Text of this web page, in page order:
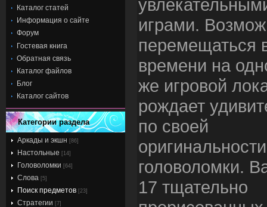
Каталог статей
Информация о сайте
Форум
Гостевая книга
Обратная связь
Каталог файлов
Блог
Каталог сайтов
Категории раздела
Аркады и экшн [86]
Настольные [14]
Головоломки [64]
Слова [5]
Поиск предметов [23]
Стратегии [7]
играми.
перемещаться
времени на
же игровой
рождает
по своей
оригинальности
головоломки.
17 тщательно